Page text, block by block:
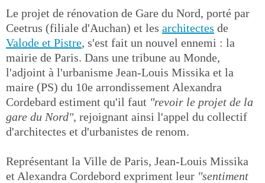
Le projet de rénovation de Gare du Nord, porté par
Ceetrus (filiale d'Auchan) et les architectes de
Valode et Pistre, s'est fait un nouvel ennemi : la
mairie de Paris. Dans une tribune au Monde,
l'adjoint à l'urbanisme Jean-Louis Missika et la
maire (PS) du 10e arrondissement Alexandra
Cordebard estiment qu'il faut "revoir le projet de la
gare du Nord", rejoignant ainsi l'appel du collectif
d'architectes et d'urbanistes de renom.
Représentant la Ville de Paris, Jean-Louis Missika
et Alexandra Cordebord expriment leur "sentiment